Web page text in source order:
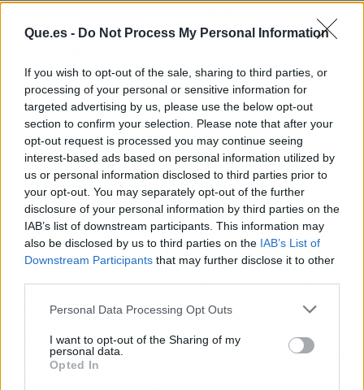
Que.es - Do Not Process My Personal Information
If you wish to opt-out of the sale, sharing to third parties, or
processing of your personal or sensitive information for
targeted advertising by us, please use the below opt-out
section to confirm your selection. Please note that after your
opt-out request is processed you may continue seeing
interest-based ads based on personal information utilized by
us or personal information disclosed to third parties prior to
your opt-out. You may separately opt-out of the further
disclosure of your personal information by third parties on the
IAB’s list of downstream participants. This information may
also be disclosed by us to third parties on the IAB’s List of
Downstream Participants that may further disclose it to other
Personal Data Processing Opt Outs
I want to opt-out of the Sharing of my
personal data.
Opted In
primer juicio contra un familiar directo de un
insisten en que las pruebas que faltan y los
recursos pendientes rebajan la solidez del caso,
mientras Peinado ha detallado por escrito las
penas previstas para cada delito, desde los seis
meses a los seis años de cárcel.
La imagen de Gómez siendo conducida por la
fuerza pública en caso de incomparecencia es
un escenario extremo, pero previsto en la ley.
En la práctica, los letrados ya confirmaron que
el caso al jurado, o si los recursos consiguen
frenarlo. La decisión puede tardar semanas,
pero el lunes marca el camino hacia una posible
sentencia en el banquillo.